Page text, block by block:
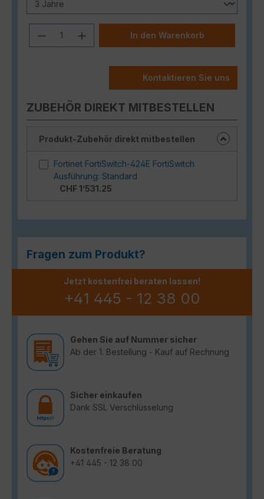
Produkt Anzahl: Gib den
In den Warenkorb
Kontaktieren Sie uns
ZUBEHÖR DIREKT MITBESTELLEN
Produkt-Zubehör direkt mitbestellen
Fortinet FortiSwitch-424E FortiSwitch
Ausführung: Standard
CHF 1’531.25
Fragen zum Produkt?
Jetzt kostenfrei beraten lassen!
+41 445 - 12 38 00
Gehen Sie auf Nummer sicher
Ab der 1. Bestellung - Kauf auf Rechnung
Sicher einkaufen
Dank SSL Verschlüsselung
Kostenfreie Beratung
+41 445 - 12 38 00